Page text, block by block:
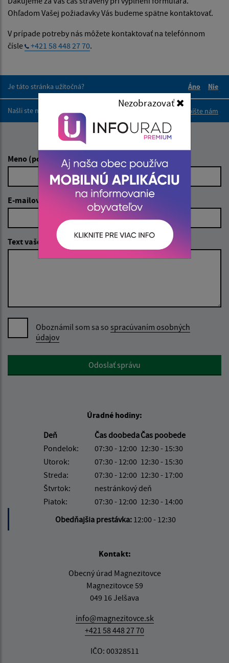
Nezobrazovať
Ohľadom Vašej požiadavky Vás budeme spätne kontaktovať.
V prípade potreby nás môžete kontaktovať na telefónnom
čísle
+421 58 448 27 70.
Je táto stránka užitočná?
Áno
Nie
Našli ste na stránke chybu?
Napíšte nám
Meno (povinné)
E-mailová adresa (povinné)
Text vašej správy (povinné)
Oboznámil som sa so spracúvaním osobných
údajov
Google reCaptcha ResponseOdoslať správu
Úradné hodiny:
Deň
Čas doobedaČas poobede
Pondelok:
07:30 - 12:00 12:30 - 15:30
Utorok:
07:30 - 12:00 12:30 - 15:30
Streda:
07:30 - 12:00 12:30 - 17:00
Štvrtok:
nestránkový deň
Piatok:
07:30 - 12:00 12:30 - 14:00
Obedňajšia prestávka: 12:00 - 12:30
Kontakt:
Obecný úrad Magnezitovce
Magnezitovce 59
049 16 Jelšava
info@magnezitovce.sk
+421 58 448 27 70
IČO: 00328511